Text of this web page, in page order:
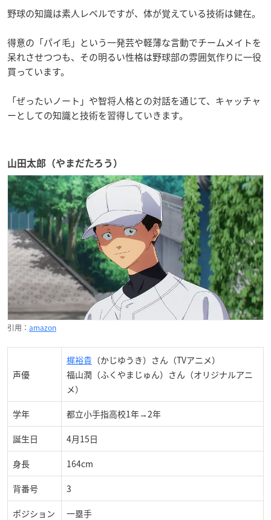
野球の知識は素人レベルですが、体が覚えている技術は健在。
得意の「パイ毛」という一発芸や軽薄な言動でチームメイトを
呆れさせつつも、その明るい性格は野球部の雰囲気作りに一役
買っています。
「ぜったいノート」や智将人格との対話を通じて、キャッチャ
ーとしての知識と技術を習得していきます。
山田太郎（やまだたろう）
引用： amazon
声優
梶裕貴 （かじゆうき）さん（TVアニメ）
福山潤（ふくやまじゅん）さん（オリジナルアニ
メ）
学年 都立小手指高校1年→2年
誕生日 4月15日
身長 164cm
背番号 3
ポジション 一塁手